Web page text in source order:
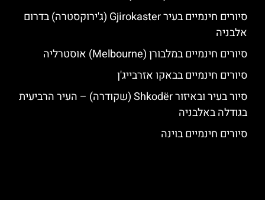
סיורים חינמיים בעיר Gjirokaster (ג'ירוקסטרה) בדרום
אלבניה
סיורים חינמיים במלבורן (Melbourne) אוסטרליה
סיורים חינמיים בבאקו אזרבייג'ן
סיור בעיר ובאיזור Shkodër (שקודרה) – העיר הרביעית
בגודלה באלבניה
סיורים חינמיים בוינה